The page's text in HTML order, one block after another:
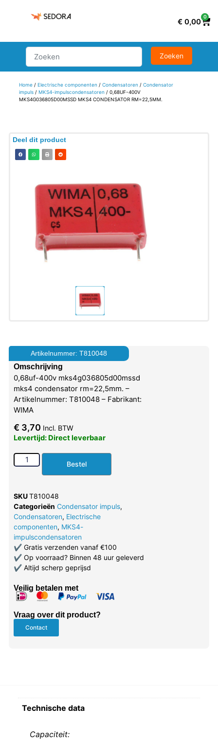
€ 0,00
0
Home/ Electrische componenten / Condensatoren / Condensator
impuls/ MKS4-impulscondensatoren / 0,68UF-400V
MKS4G036805D00MSSD MKS4 CONDENSATOR RM=22,5MM.
Deel dit product
Artikelnummer: T810048
Omschrijving
0,68uf-400v mks4g036805d00mssd
mks4 condensator rm=22,5mm. –
Artikelnummer: T810048 – Fabrikant:
WIMA
€ 3,70 Incl. BTW
Levertijd: Direct leverbaar
Bestel
SKUT810048
Categorieën Condensator impuls,
Condensatoren, Electrische
componenten, MKS4-
impulscondensatoren
✔Gratis verzenden vanaf €100
✔Op voorraad? Binnen 48 uur geleverd
✔Altijd scherp geprijsd
Veilig betalen met
Vraag over dit product?
Contact
Technische data
Capaciteit: